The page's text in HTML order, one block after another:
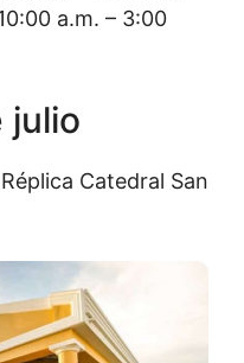
a.m. – 3:00
julio
Catedral San